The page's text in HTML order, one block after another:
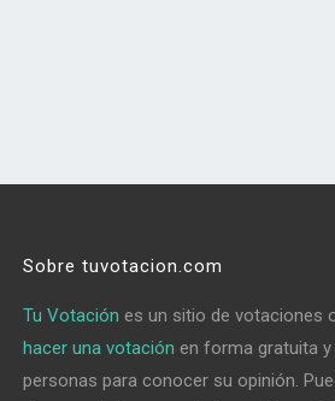
Sobre tuvotacion.com
Tu Votación es un sitio de votaciones
hacer una votación en forma gratuita
personas para conocer su opinión.